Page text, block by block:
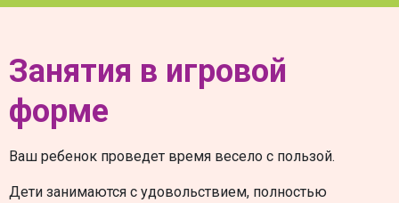
Занятия в игровой
форме
Ваш ребенок проведет время весело с пользой.
Дети занимаются с удовольствием, полностью